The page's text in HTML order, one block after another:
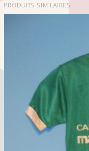
PRODUITS SIMILAIRES